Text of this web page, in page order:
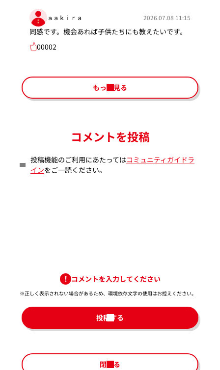
ａａｋｉｒａ 2026.07.08 11:15
同感です。機会あれば子供たちにも教えたいです。
00002
もっと見る
コメントを投稿
投稿機能のご利用にあたってはコミュニティガイドラ
インをご一読ください。
コメントを入力してください
※正しく表示されない場合があるため、環境依存文字の使用はお控えください。​
投稿する
閉じる